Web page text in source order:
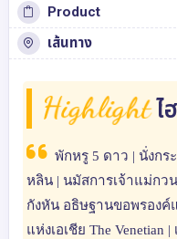
Product
เส้นทาง
Highlight ไ
พักหรู 5 ดาว | นั่งกร
หลิน | นมัสการเจ้าแม่กว
กังหัน อธิษฐานขอพรองค์
แห่งเอเชีย The